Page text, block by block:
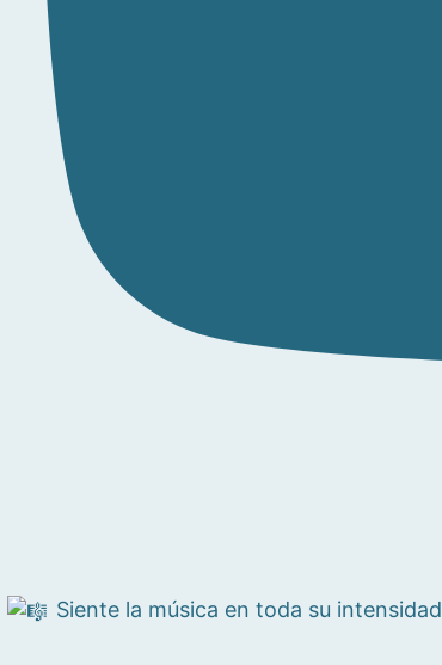
Siente la música en toda su intensidad